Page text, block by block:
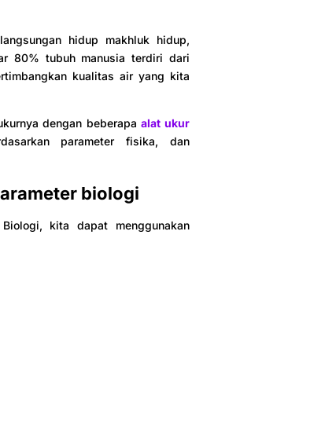
hidup makhluk hidup,
80% tubuh manusia terdiri dari
kualitas air yang kita
dengan beberapaalat ukur
parameter fisika, dan
biologi
kita dapat menggunakan